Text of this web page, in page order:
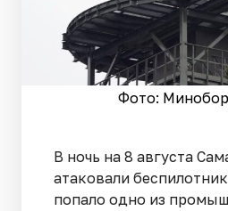
Фото:
В ночь на 8 августа
атаковали
попало одно из